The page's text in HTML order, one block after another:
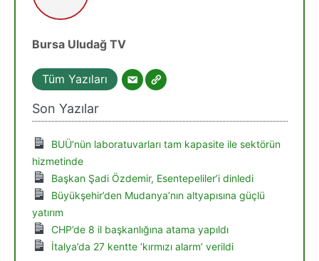
Bursa Uludağ TV
Tüm Yazıları
Son Yazılar
BUÜ’nün laboratuvarları tam kapasite ile sektörün
hizmetinde
Başkan Şadi Özdemir, Esentepeliler’i dinledi
Büyükşehir’den Mudanya’nın altyapısına güçlü
yatırım
CHP’de 8 il başkanlığına atama yapıldı
İtalya’da 27 kentte ‘kırmızı alarm’ verildi